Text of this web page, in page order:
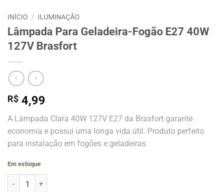
INÍCIO / ILUMINAÇÃO
Lâmpada Para Geladeira-Fogão E27 40W
127V Brasfort
R$ 4,99
A Lâmpada Clara 40W 127V E27 da Brasfort garante
economia e possui uma longa vida útil. Produto perfeito
para instalação em fogões e geladeiras.
Em estoque
Lâmpada Para Geladeira-Fogão E27 40W 127V Brasfort quantidade